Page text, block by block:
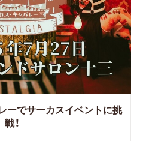
ーでサーカスイベントに挑
戦！